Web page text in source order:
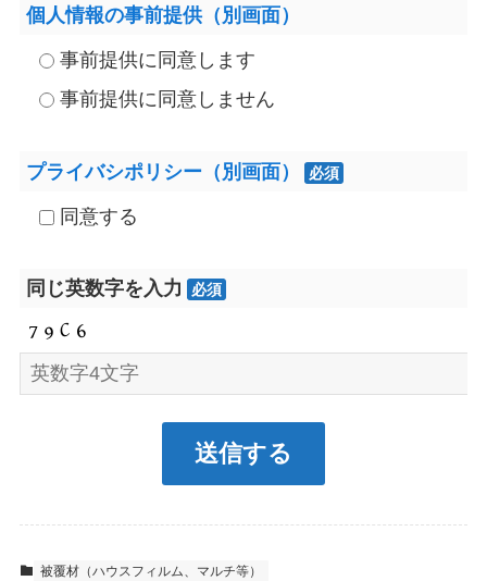
個人情報の事前提供（別画面）
事前提供に同意します
事前提供に同意しません
プライバシポリシー（別画面） 必須
同意する
同じ英数字を入力 必須
被覆材（ハウスフィルム、マルチ等）